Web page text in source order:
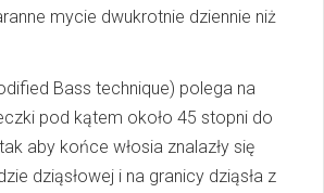
mycie dwukrotnie dziennie niż
Bass technique) polega na
pod kątem około 45 stopni do
aby końce włosia znalazły się
dziąsłowej i na granicy dziąsła z